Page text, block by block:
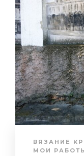
ВЯЗАНИЕ
МОИ